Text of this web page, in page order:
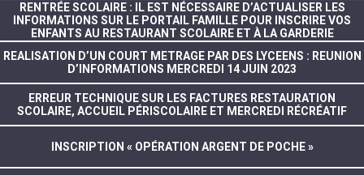
RENTRÉE SCOLAIRE : IL EST NÉCESSAIRE D’ACTUALISER LES
INFORMATIONS SUR LE PORTAIL FAMILLE POUR INSCRIRE VOS
ENFANTS AU RESTAURANT SCOLAIRE ET À LA GARDERIE
REALISATION D’UN COURT METRAGE PAR DES LYCEENS : REUNION
D’INFORMATIONS MERCREDI 14 JUIN 2023
ERREUR TECHNIQUE SUR LES FACTURES RESTAURATION
SCOLAIRE, ACCUEIL PÉRISCOLAIRE ET MERCREDI RÉCRÉATIF
INSCRIPTION « OPÉRATION ARGENT DE POCHE »